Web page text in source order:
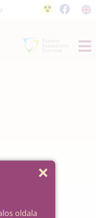
oldala